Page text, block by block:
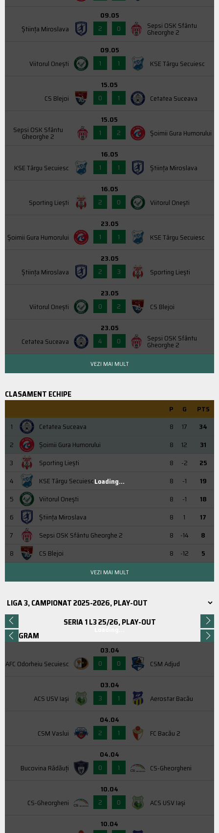
Știința Miroslava
09.05
2
0 Sepsi OSK Sfântu
Gheorghe 2
Viitorul Onești
09.05
1
1 KSE Târgu Secuiesc
CS Blejoi
15.05
0
1 Cetatea Suceava
Sepsi OSK Sfântu
Gheorghe 2
15.05
1
2 Şoimii Gura Humorului
KSE Târgu Secuiesc
16.05
1
1 Știința Miroslava
Sporting Liești
16.05
2
0 Viitorul Onești
Şoimii Gura Humorului
23.05
1
1 KSE Târgu Secuiesc
Știința Miroslava
23.05
2
3 Sporting Liești
Viitorul Onești
23.05
0
2 CS Blejoi
Cetatea Suceava
23.05
4
0 Sepsi OSK Sfântu
Gheorghe 2
VEZI MAI MULT
CLASAMENT ECHIPE
P G
PTS
1
Cetatea Suceava 8 17
34
2
Şoimii Gura Humorului 8 12
31
3
Sporting Liești 8 -2
25
4
KSE Târgu Secuiesc 8 -1
19
5
Viitorul Onești 8 -1
18
6
Știința Miroslava 8 1
17
7
Sepsi OSK Sfântu Gheorghe 2 8 -14
8
8
CS Blejoi 8 -12 5
Loading...
VEZI MAI MULT
SERIA 1 L3 25/26, PLAY-OUT
PROGRAM
AFC Odorheiu Secuiesc
03.04
0
0 CSM Adjud
ACS USV Iaşi
03.04
3
1 Aerostar Bacău
CSM Vaslui
04.04
2
1 FC Bacău 2
Bucovina Rădăuți
04.04
0
1 CS-Gheorgheni
CS-Gheorgheni
10.04
2
0 ACS USV Iaşi
10.04